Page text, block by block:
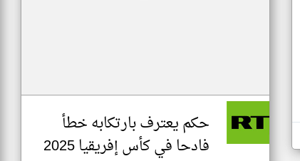
حكم يعترف بارتكابه خطأ
فادحا في كأس إفريقيا 2025